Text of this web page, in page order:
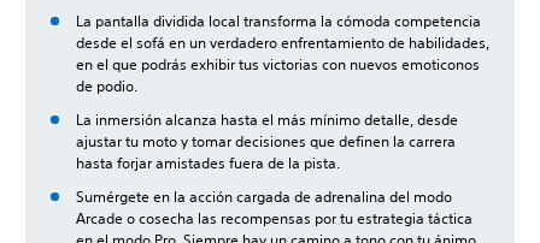
La pantalla dividida local transforma la cómoda competencia
desde el sofá en un verdadero enfrentamiento de habilidades,
en el que podrás exhibir tus victorias con nuevos emoticonos
de podio.
La inmersión alcanza hasta el más mínimo detalle, desde
ajustar tu moto y tomar decisiones que definen la carrera
hasta forjar amistades fuera de la pista.
Sumérgete en la acción cargada de adrenalina del modo
Arcade o cosecha las recompensas por tu estrategia táctica